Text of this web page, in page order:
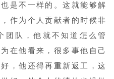
是不一样的。这就能够解
作为个人贡献者的时候非
团队，他就不知道怎么管
在他看来，很多事他自己
，他还得再重新返工，这